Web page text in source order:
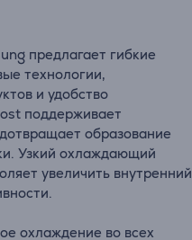
предлагает гибкие
технологии,
и удобство
поддерживает
образование
Узкий охлаждающий
увеличить внутренний
охлаждение во всех